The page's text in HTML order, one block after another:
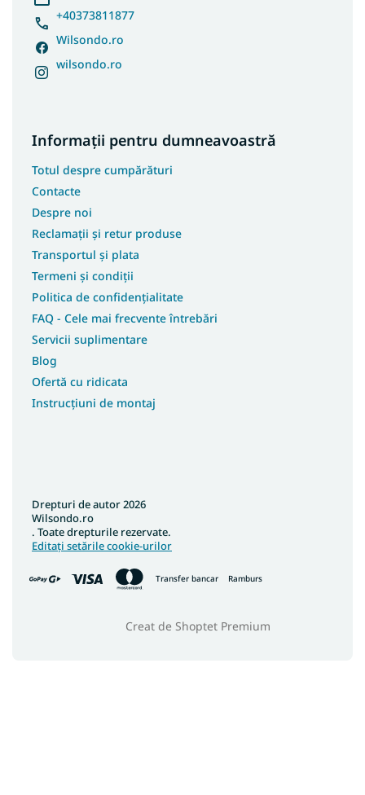
+40373811877
Wilsondo.ro
wilsondo.ro
Informații pentru dumneavoastră
Totul despre cumpărături
Contacte
Despre noi
Reclamații și retur produse
Transportul și plata
Termeni și condiții
Politica de confidențialitate
FAQ - Cele mai frecvente întrebări
Servicii suplimentare
Blog
Ofertă cu ridicata
Instrucțiuni de montaj
Transfer bancar Ramburs
Creat de Shoptet Premium
Drepturi de autor 2026
Wilsondo.ro
. Toate drepturile rezervate.
Editați setările cookie-urilor